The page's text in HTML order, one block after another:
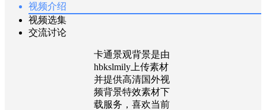
视频介绍
视频选集
交流讨论
卡通景观背景是由
hbkslmily上传素材
并提供高清国外视
频背景特效素材下
载服务，喜欢当前